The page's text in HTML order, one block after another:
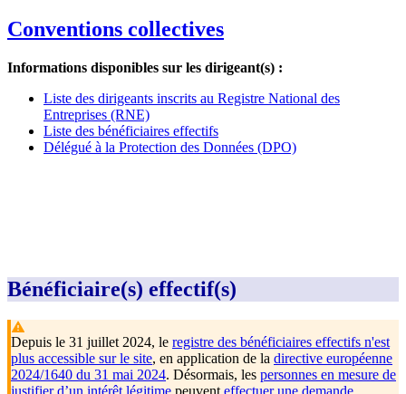
Conventions collectives
Informations disponibles sur les dirigeant(s) :
Liste des dirigeants inscrits au Registre National des
Entreprises (RNE)
Liste des bénéficiaires effectifs
Délégué à la Protection des Données (DPO)
Bénéficiaire(s) effectif(s)
Depuis le 31 juillet 2024, le registre des bénéficiaires effectifs n'est
plus accessible sur le site, en application de la directive européenne
2024/1640 du 31 mai 2024. Désormais, les personnes en mesure de
justifier d’un intérêt légitime peuvent effectuer une demande